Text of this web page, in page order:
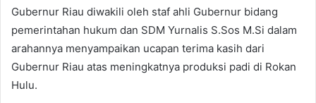
Gubernur Riau diwakili oleh staf ahli Gubernur bidang
pemerintahan hukum dan SDM Yurnalis S.Sos M.Si dalam
arahannya menyampaikan ucapan terima kasih dari
Gubernur Riau atas meningkatnya produksi padi di Rokan
Hulu.